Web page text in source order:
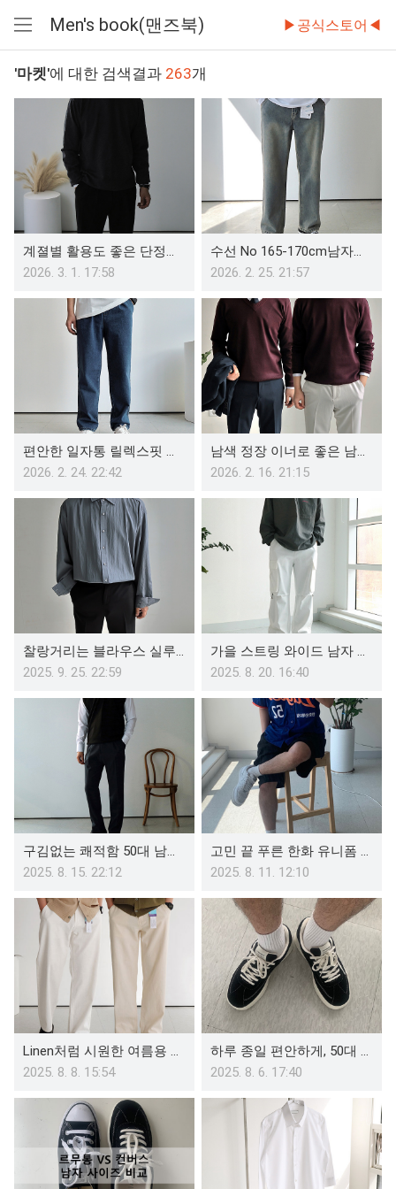
메
뉴
Men's book(맨즈북) ▶공식스토어◀
'마켓'에 대한 검색결과 263개
계졀별 활용도 좋은 단정한 남자 면접니트 옷차림
2026. 3. 1. 17:58
수선 No 165-170cm남자를 위한 키작남 청바지 와이드핏
2026. 2. 25. 21:57
편안한 일자통 릴렉스핏 중년남성을 위한 아저씨 청바지
2026. 2. 24. 22:42
남색 정장 이너로 좋은 남자 버건디 니트 와인색 스웨터 코디
2026. 2. 16. 21:15
찰랑거리는 블라우스 실루엣, 남자 레이온 셔츠 코디 봄 가을 소개팅룩에 제격
2025. 9. 25. 22:59
가을 스트링 와이드 남자 흰색 카고바지 코디 아메카지 무드
2025. 8. 20. 16:40
구김없는 쾌적함 50대 남자 바지 신사복 봄 가을 양복팬츠
2025. 8. 15. 22:12
고민 끝 푸른 한화 유니폼 남자 사이즈 팁과 여름 코디
2025. 8. 11. 12:10
Linen처럼 시원한 여름용 남자 얇은 면바지 부드러운 와이드 팬츠
2025. 8. 8. 15:54
하루 종일 편안하게, 50대 남자 운동화 가벼운 경량 캐주얼 단화 리뷰
2025. 8. 6. 17:40